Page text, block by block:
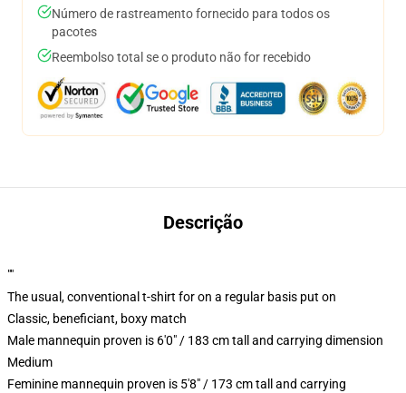
Número de rastreamento fornecido para todos os
pacotes
Reembolso total se o produto não for recebido
Descrição
""
The usual, conventional t-shirt for on a regular basis put on
Classic, beneficiant, boxy match
Male mannequin proven is 6'0" / 183 cm tall and carrying dimension
Medium
Feminine mannequin proven is 5'8" / 173 cm tall and carrying